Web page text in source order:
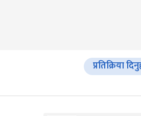
प्रतिक्रिया